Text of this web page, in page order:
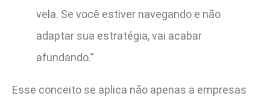
vela. Se você estiver navegando e não
adaptar sua estratégia, vai acabar
afundando.”
Esse conceito se aplica não apenas a empresas